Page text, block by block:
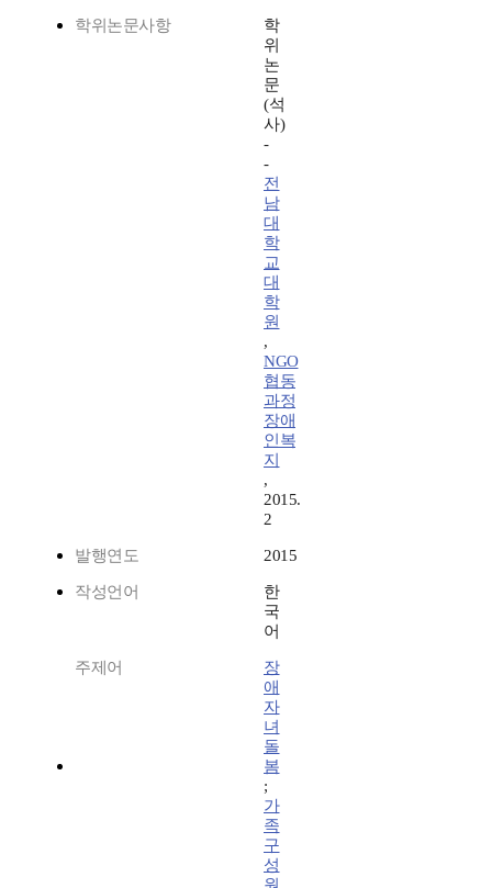
학위논문사항
학
위
논
문
(석
사)
-
-
전
남
대
학
교
대
학
원
,
NGO
협동
과정
장애
인복
지
,
2015.
2
발행연도 2015
작성언어
한
국
어
주제어
장
애
자
녀
돌
봄
;
가
족
구
성